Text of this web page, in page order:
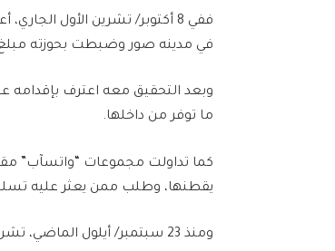
ففي 8 أكتوبر/ تشرين الأول
في مدينه صور وضبطت بحوزته مبلغ
وبعد التحقيق معه اعترف
ما توفر من داخلها.
كما تداولت مجموعات “واتسآب”
يقطنها، وطلب ممن يعثر عليه
ومنذ 23 سبتمبر/ أيلول